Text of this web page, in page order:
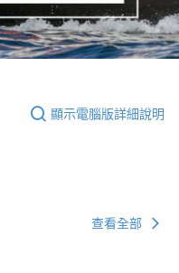
顯示電腦版詳細說明
查看全部